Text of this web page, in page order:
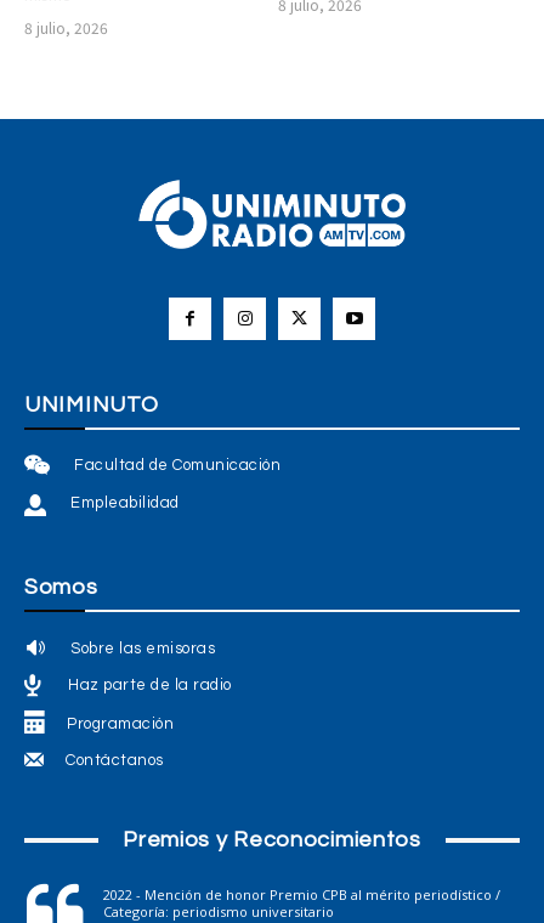
8 julio, 2026
8 julio, 2026
UNIMINUTO
Facultad de Comunicación
Empleabilidad
Somos
Sobre las emisoras
Haz parte de la radio
Programación
Contáctanos
Premios y Reconocimientos
2022 - Mención de honor Premio CPB al mérito periodístico /
Categoría: periodismo universitario